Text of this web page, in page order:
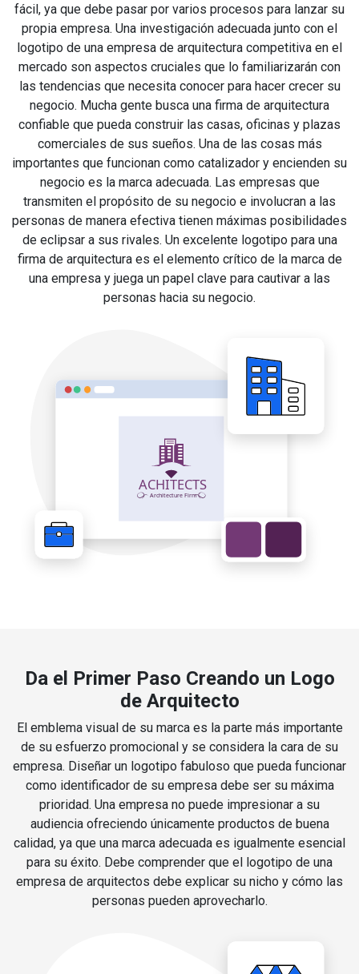
fácil, ya que debe pasar por varios procesos para lanzar su
propia empresa. Una investigación adecuada junto con el
logotipo de una empresa de arquitectura competitiva en el
mercado son aspectos cruciales que lo familiarizarán con
las tendencias que necesita conocer para hacer crecer su
negocio. Mucha gente busca una firma de arquitectura
confiable que pueda construir las casas, oficinas y plazas
comerciales de sus sueños. Una de las cosas más
importantes que funcionan como catalizador y encienden su
negocio es la marca adecuada. Las empresas que
transmiten el propósito de su negocio e involucran a las
personas de manera efectiva tienen máximas posibilidades
de eclipsar a sus rivales. Un excelente logotipo para una
firma de arquitectura es el elemento crítico de la marca de
una empresa y juega un papel clave para cautivar a las
personas hacia su negocio.
Da el Primer Paso Creando un Logo
de Arquitecto
El emblema visual de su marca es la parte más importante
de su esfuerzo promocional y se considera la cara de su
empresa. Diseñar un logotipo fabuloso que pueda funcionar
como identificador de su empresa debe ser su máxima
prioridad. Una empresa no puede impresionar a su
audiencia ofreciendo únicamente productos de buena
calidad, ya que una marca adecuada es igualmente esencial
para su éxito. Debe comprender que el logotipo de una
empresa de arquitectos debe explicar su nicho y cómo las
personas pueden aprovecharlo.